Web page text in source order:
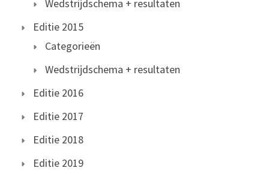
Wedstrijdschema + resultaten
Editie 2015
Categorieën
Wedstrijdschema + resultaten
Editie 2016
Editie 2017
Editie 2018
Editie 2019